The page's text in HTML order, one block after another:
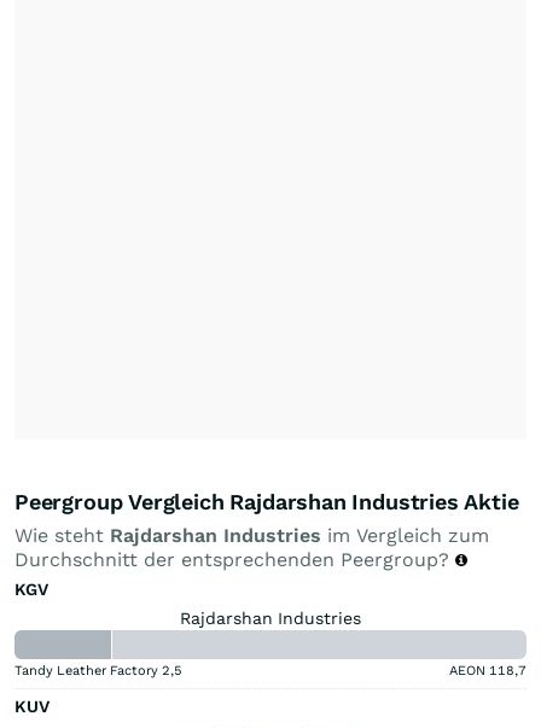
Peergroup Vergleich Rajdarshan Industries Aktie
Wie steht Rajdarshan Industries im Vergleich zum
Durchschnitt der entsprechenden Peergroup?
KGV
Rajdarshan Industries
Tandy Leather Factory 2,5 AEON 118,7
KUV